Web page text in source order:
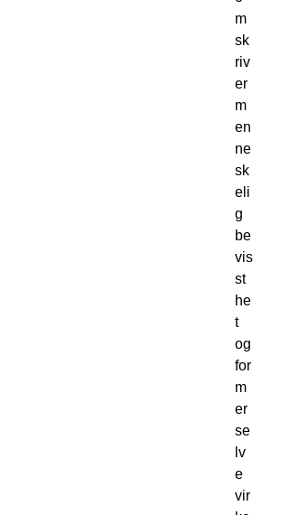
m
sk
riv
er
m
en
ne
sk
eli
g
be
vis
st
he
t
og
for
m
er
se
lv
e
vir